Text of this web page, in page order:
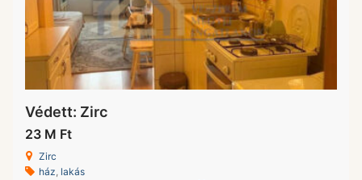
Védett: Zirc
23 M Ft
Zirc
ház, lakás